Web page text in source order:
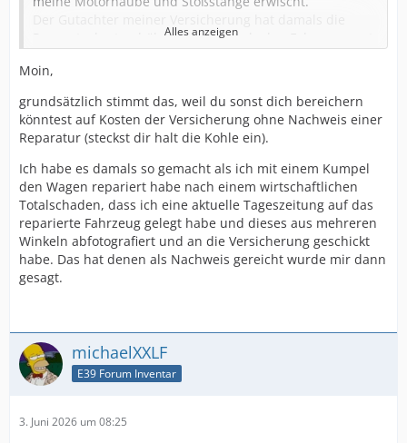
Reparaturkosten höher Angesetzt als den Fahrzeugwert
bisherigen Upgrades und Reparaturen ließ sich die
Versicherung nicht davon abbringen: Mein Fahrzeug sei
aufgrund der Laufleistung und des Umbaus auf
Schaltgetriebe ein weniger gefragtes Fahrzeug, der Wert
dementsprechend gering.
Nach mehreren Monaten ohne Entgegenkommen habe
ich mich dann breitschlagen lassen und habe die
Abrechnung als Totalschaden akzeptiert, habe
immerhin noch eine Stange Geld dafür bekommen.
selbst eingebaut), und die Stoßstange aufgearbeitet,
habe mir dafür jedoch selbst keine Rechnung gestellt
Jetzt hatte ich kürzlich wieder einen kleinen Unfall, und
Alles anzeigen
Moin,
grundsätzlich stimmt das, weil du sonst dich bereichern
könntest auf Kosten der Versicherung ohne Nachweis einer
Reparatur (steckst dir halt die Kohle ein).
Ich habe es damals so gemacht als ich mit einem Kumpel
den Wagen repariert habe nach einem wirtschaftlichen
Totalschaden, dass ich eine aktuelle Tageszeitung auf das
reparierte Fahrzeug gelegt habe und dieses aus mehreren
Winkeln abfotografiert und an die Versicherung geschickt
habe. Das hat denen als Nachweis gereicht wurde mir dann
gesagt.
michaelXXLF
E39 Forum Inventar
3. Juni 2026 um 08:25